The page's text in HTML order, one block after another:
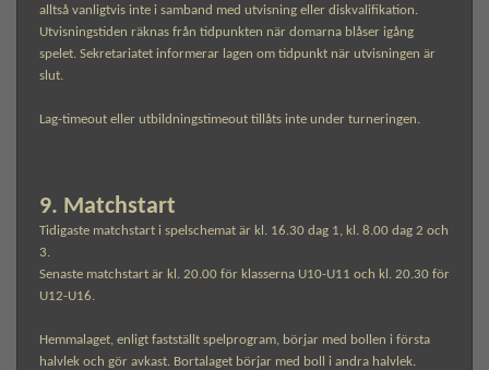
alltså vanligtvis inte i samband med utvisning eller diskvalifikation.
Utvisningstiden räknas från tidpunkten när domarna blåser igång
spelet. Sekretariatet informerar lagen om tidpunkt när utvisningen är
slut.
Lag-timeout eller utbildningstimeout tillåts inte under turneringen.
9. Matchstart
Tidigaste matchstart i spelschemat är kl. 16.30 dag 1, kl. 8.00 dag 2 och
3.
Senaste matchstart är kl. 20.00 för klasserna U10-U11 och kl. 20.30 för
U12-U16.
Hemmalaget, enligt fastställt spelprogram, börjar med bollen i första
halvlek och gör avkast. Bortalaget börjar med boll i andra halvlek.